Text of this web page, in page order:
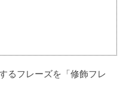
るフレーズを「修飾フレ